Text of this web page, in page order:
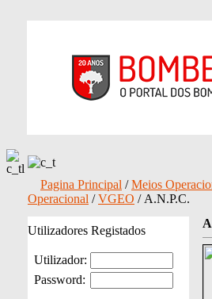
Pagina Principal /Meios
Operacional /VGEO / A.N.P.C.
Utilizadores Registados
Utilizador:
Password: